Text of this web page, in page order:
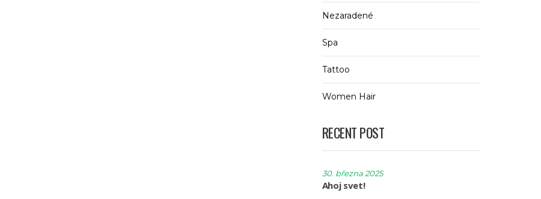
Nezaradené
Spa
Tattoo
Women Hair
RECENT POST
30. března 2025
Ahoj svet!